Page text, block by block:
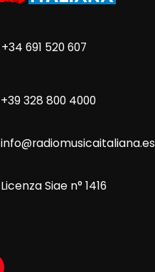
+34 691 520 607
+39 328 800 4000
info@radiomusicaitaliana.es
Licenza Siae n° 1416